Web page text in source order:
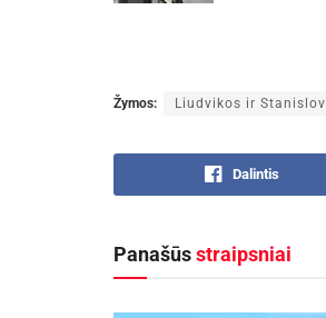
Žymos: Liudvikos ir
Dalintis
Panašūsstraipsniai